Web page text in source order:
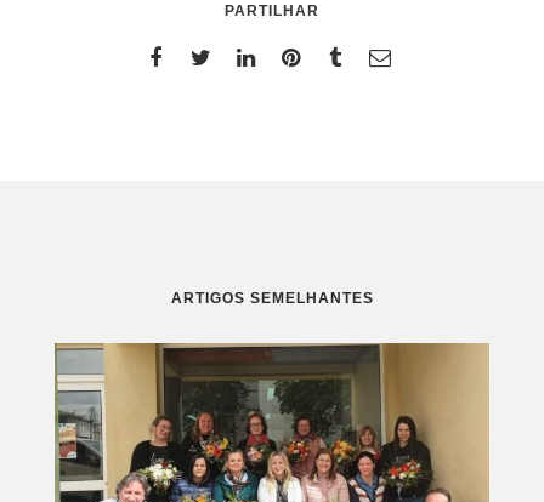
PARTILHAR
ARTIGOS SEMELHANTES